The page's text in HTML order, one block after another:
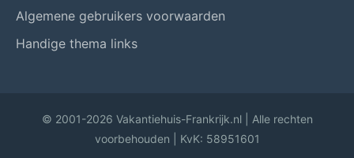
Algemene gebruikers voorwaarden
Handige thema links
© 2001-2026 Vakantiehuis-Frankrijk.nl | Alle rechten
voorbehouden | KvK: 58951601